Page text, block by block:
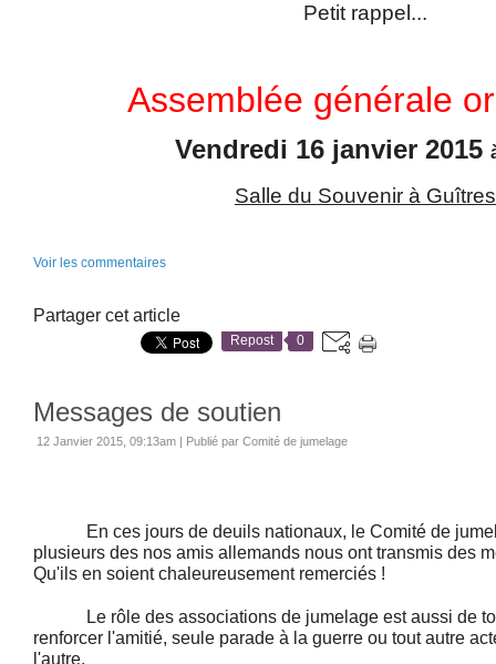
Petit rappel...
Assemblée générale
Vendredi 16 janvier 2015
Salle du Souvenir à Guîtres
Voir les commentaires
Partager cet article
Repost 0
Messages de soutien
12 Janvier 2015, 09:13am | Publié par Comité de jumelage
En ces jours de deuils nationaux, le Comité de
plusieurs des nos amis allemands nous ont transmis des
Qu'ils en soient chaleureusement remerciés !
Le rôle des associations de jumelage est aussi de
renforcer l'amitié, seule parade à la guerre ou tout autre
l'autre.